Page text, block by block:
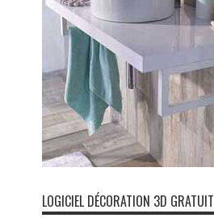
LOGICIEL DÉCORATION 3D GRATUIT